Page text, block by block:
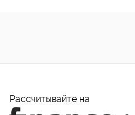
Рассчитывайте на